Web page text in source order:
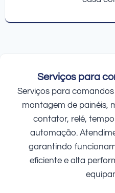
Serviços para
Serviços para
montagem de painéis,
contator, relé,
automação.
garantindo
eficiente e alta